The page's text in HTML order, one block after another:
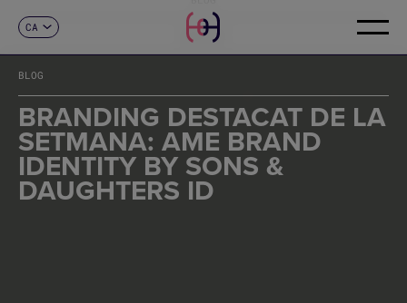
CA
FR
DE
IT
PT
CONTACTE
BLOG
BRANDING DESTACAT DE LA
SETMANA: AME BRAND
IDENTITY BY SONS &
DAUGHTERS ID